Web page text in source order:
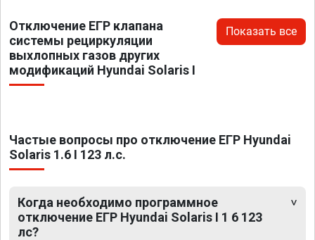
Отключение ЕГР клапана
системы рециркуляции
выхлопных газов других
модификаций Hyundai Solaris I
Показать все
Частые вопросы про отключение ЕГР Hyundai
Solaris 1.6 I 123 л.с.
Когда необходимо программное
отключение ЕГР Hyundai Solaris I 1 6 123
лс?